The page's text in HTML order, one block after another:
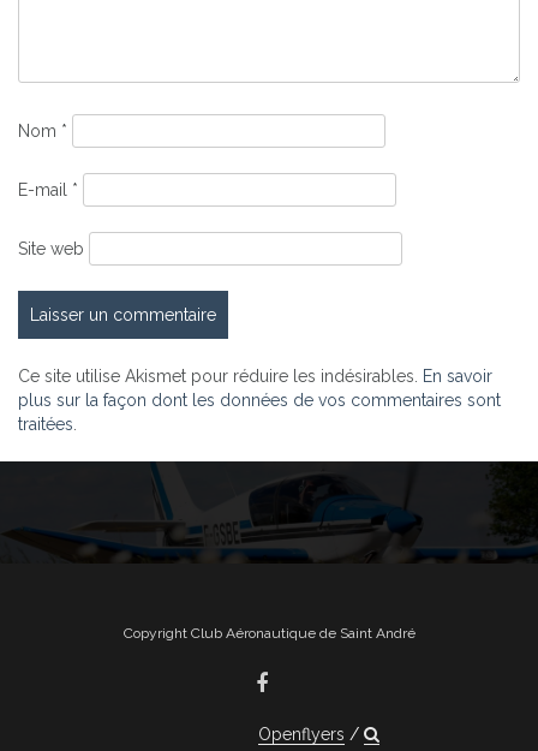
Nom *
E-mail *
Site web
Ce site utilise Akismet pour réduire les indésirables. En savoir
plus sur la façon dont les données de vos commentaires sont
traitées
Copyright Club Aéronautique de Saint André
Openflyers